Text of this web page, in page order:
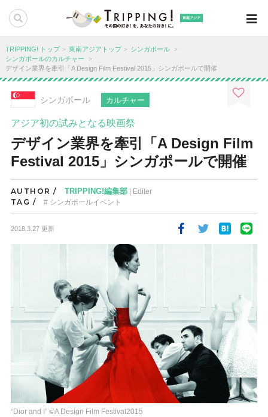
東南アジア
TRIPPING! トップ 東南アジアトップ
シンガポール
シンガポールのカルチャー
デザイン業界を牽引「A Design Film Festival 2015」シンガポールで開催
シンガポール カルチャー
アジア初の試みとなる映画祭
デザイン業界を牽引「A Design Film
Festival 2015」シンガポールで開催
AUTHOR / TRIPPING!編集部| Editer
TAG / シンガポールイベント
2018.3.27 更新
“Dior and I” ©A Design Film Festival2015